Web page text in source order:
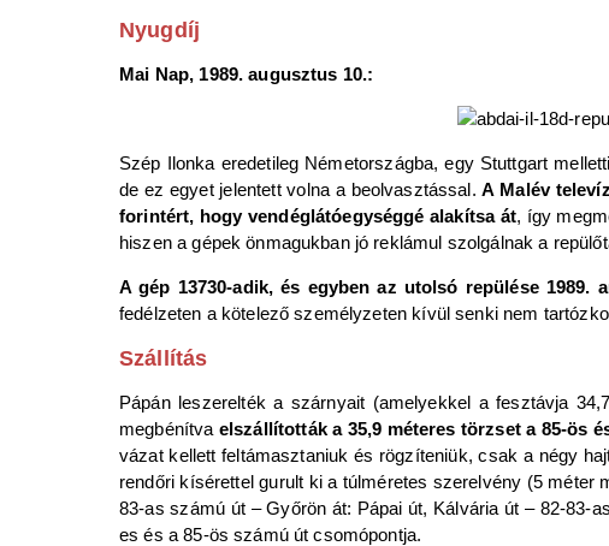
Nyugdíj
Mai Nap, 1989. augusztus 10.:
Szép Ilonka eredetileg Németországba, egy Stuttgart
de ez egyet jelentett volna a beolvasztással.A Malév
forintért, hogy vendéglátóegységgé alakítsa át, így
hiszen a gépek önmagukban jó reklámul szolgálnak a
A gép 13730-adik, és egyben az utolsó repülése 1989.
fedélzeten a kötelező személyzeten kívül senki nem
Szállítás
Pápán leszerelték a szárnyait (amelyekkel a fesztávja
megbénítva elszállították a 35,9 méteres törzset a 85-ös
vázat kellett feltámasztaniuk és rögzíteniük, csak a négy
rendőri kísérettel gurult ki a túlméretes szerelvény (5
83-as számú út – Győrön át: Pápai út, Kálvária út – 82-
es és a 85-ös számú út csomópontja.